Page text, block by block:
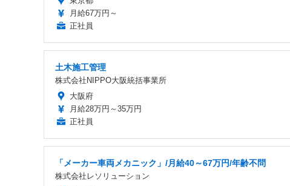
月給67万円～
正社員
土木施工管理
株式会社NIPPO大阪統括事業所
大阪府
月給28万円～35万円
正社員
「メーカー車両メカニック」/月給40～67万円/年齢不問
株式会社レソリューション